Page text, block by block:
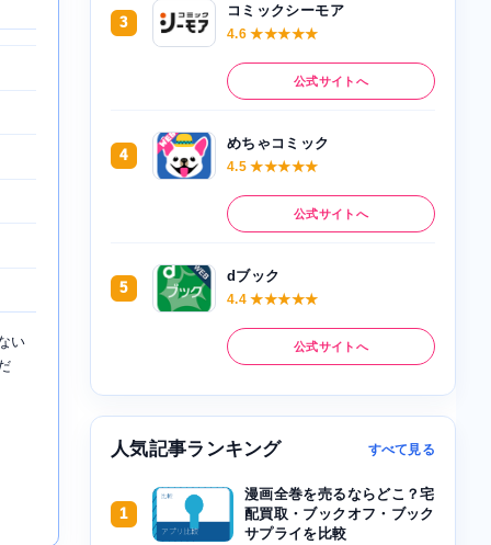
い
3
コミックシーモア
4.6 ★★★★★
公式サイトへ
4
めちゃコミック
4.5 ★★★★★
公式サイトへ
5
dブック
4.4 ★★★★★
公式サイトへ
人気記事ランキング すべて見る
1
漫画全巻を売るならどこ？宅
配買取・ブックオフ・ブック
サプライを比較